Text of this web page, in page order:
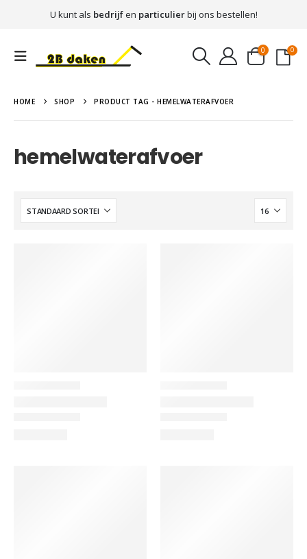
U kunt als bedrijfen particulierbij ons bestellen!
0 0
HOME SHOP PRODUCT TAG - HEMELWATERAFVOER
hemelwaterafvoer